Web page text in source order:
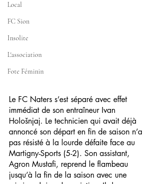
Local
FC Sion
Insolite
L'association
Fote Féminin
Le FC Naters s’est séparé avec effet
immédiat de son entraîneur Ivan
Hološnjaj. Le technicien qui avait déjà
annoncé son départ en fin de saison n’a
pas résisté à la lourde défaite face au
Martigny-Sports (5-2). Son assistant,
Agron Mustafi, reprend le flambeau
jusqu’à la fin de la saison avec une